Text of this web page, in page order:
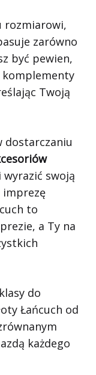
rozmiarowi,
zarówno
być pewien,
komplementy
Twoją
dostarczaniu
swoją
imprezę
to
a Ty na
do
Łańcuch od
każdego